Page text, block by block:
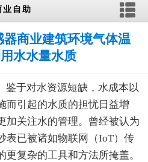
业自助
商业建筑环境气体温
水水量水质
于对水资源短缺，水成本以
而引起的水质的担忧日益增
加关注水的管理。曾经被认为
表已被诸如物联网（IoT）传
复杂的工具和方法所掩盖。